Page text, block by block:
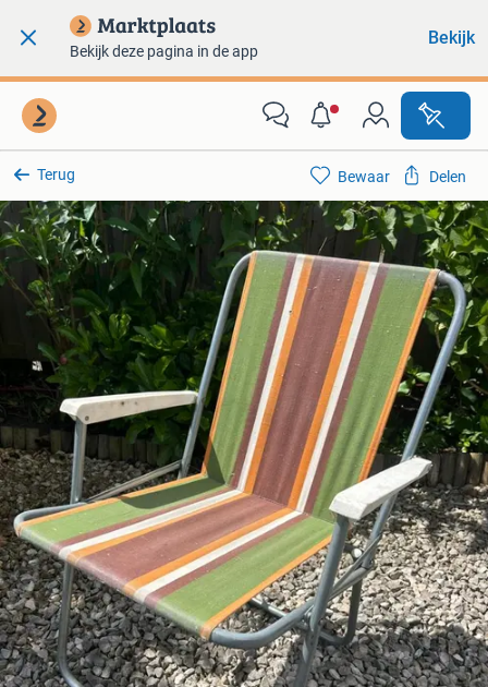
Bekijk deze pagina in de app
Bekijk
Terug Bewaar Delen